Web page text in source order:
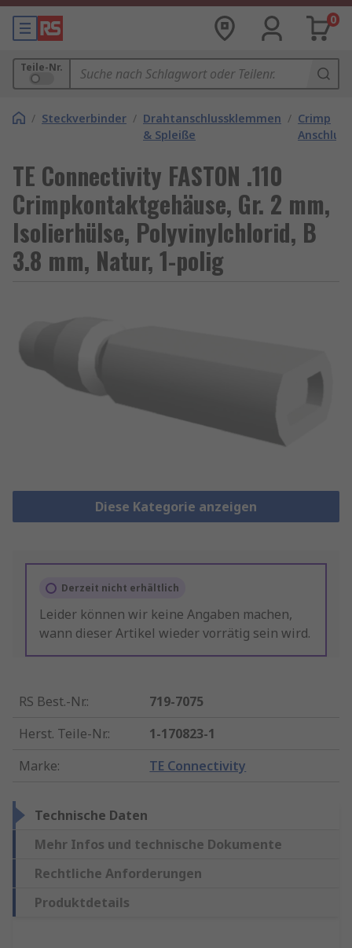
0
Teile-Nr.
/ Steckverbinder / Drahtanschlussklemmen
& Spleiße
/ Crimp
TE Connectivity FASTON .110
Crimpkontaktgehäuse, Gr. 2 mm,
Isolierhülse, Polyvinylchlorid, B
3.8 mm, Natur, 1-polig
Diese Kategorie anzeigen
Derzeit nicht erhältlich
Leider können wir keine Angaben machen,
wann dieser Artikel wieder vorrätig sein wird.
RS Best.-Nr.:
719-7075
Herst. Teile-Nr.:
1-170823-1
Marke: TE Connectivity
Technische Daten
Mehr Infos und technische Dokumente
Rechtliche Anforderungen
Produktdetails